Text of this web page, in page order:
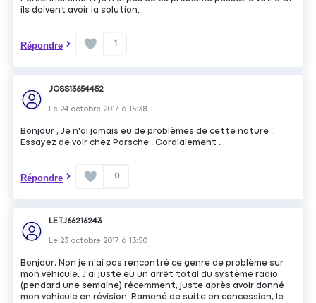
ils doivent avoir la solution.
Répondre 1
JOSS13654452
Le 24 octobre 2017 à15:38
Bonjour , Je n'ai jamais eu de problèmes de cette nature .
Essayez de voir chez Porsche . Cordialement .
Répondre 0
LETJ66216243
Le 23 octobre 2017 à13:50
Bonjour, Non je n'ai pas rencontré ce genre de problème sur
mon véhicule. J'ai juste eu un arrêt total du système radio
(pendard une semaine) récemment, juste après avoir donné
mon véhicule en révision. Ramené de suite en concession, le